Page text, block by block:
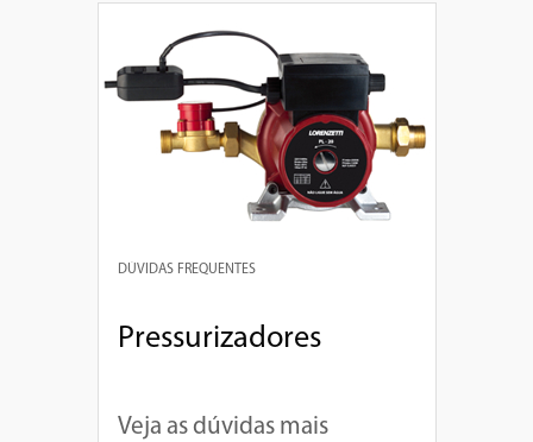
DÚVIDAS FREQUENTES
Pressurizadores
Veja as dúvidas mais